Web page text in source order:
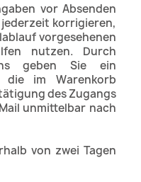
vor Absenden
korrigieren,
vorgesehenen
nutzen. Durch
geben Sie ein
die im Warenkorb
des Zugangs
unmittelbar nach
von zwei Tagen